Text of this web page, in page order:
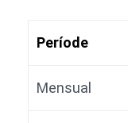
Període
Mensual